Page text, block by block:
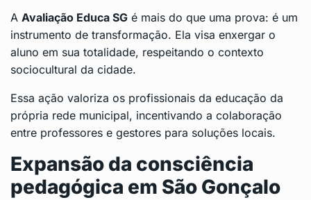
A Avaliação Educa SG é mais do que uma prova: é um
instrumento de transformação. Ela visa enxergar o
aluno em sua totalidade, respeitando o contexto
sociocultural da cidade.
Essa ação valoriza os profissionais da educação da
própria rede municipal, incentivando a colaboração
entre professores e gestores para soluções locais.
Expansão da consciência
pedagógica em São Gonçalo